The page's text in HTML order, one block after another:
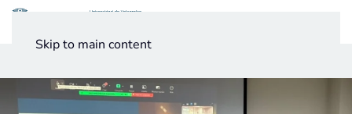
Skip to main content